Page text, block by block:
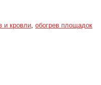
и кровли, обогрев площадок